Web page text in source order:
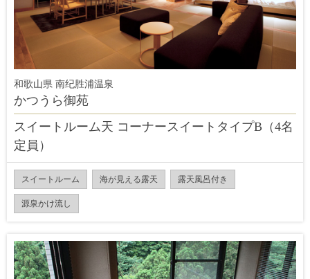
和歌山県 南纪胜浦温泉
かつうら御苑
スイートルーム天 コーナースイートタイプB（4名
定員）
スイートルーム 海が見える露天 露天風呂付き
源泉かけ流し